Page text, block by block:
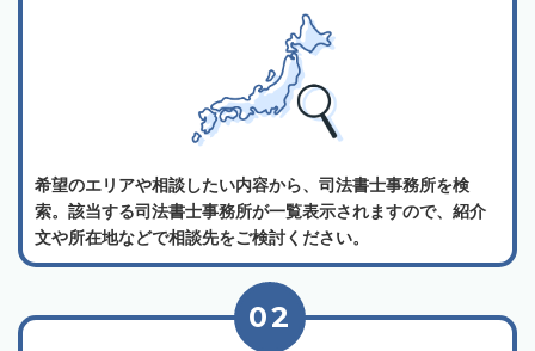
希望のエリアや相談したい内容から、司法書士事務所を検
索。該当する司法書士事務所が一覧表示されますので、紹介
文や所在地などで相談先をご検討ください。
02